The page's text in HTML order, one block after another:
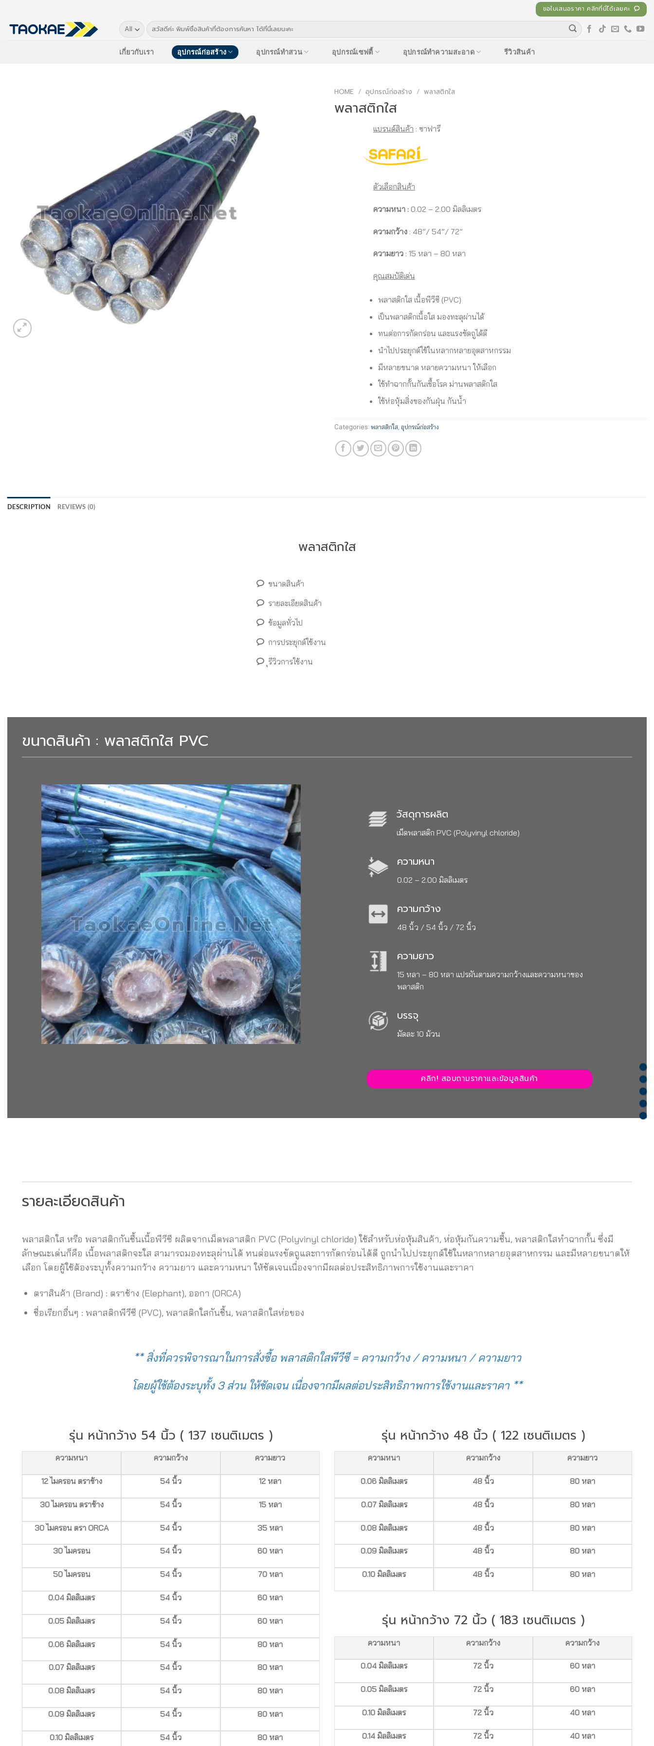
content
ขอใบเสนอราคา คลิกที่นี่ได้เลยคะ
Search
for:
เกี่ยวกับเรา อุปกรณ์ก่อสร้าง อุปกรณ์ทำสวน อุปกรณ์เซฟตี้ อุปกรณ์ทำความสะอาด รีวิวสินค้า
HOME / อุปกรณ์ก่อสร้าง / พลาสติกใส
พลาสติกใส
แบรนด์สินค้า : ซาฟารี
ตัวเลือกสินค้า
ความหนา : 0.02 – 2.00 มิลลิเมตร
ความกว้าง : 48”/ 54”/ 72”
ความยาว : 15 หลา – 80 หลา
คุณสมบัติเด่น
พลาสติกใส เนื้อพีวีซี (PVC)
เป็นพลาสติกเนื้อใส มองทะลุผ่านได้
ทนต่อการกัดกร่อน และแรงขัดถูได้ดี
นำไปประยุกต์ใช้ในหลากหลายอุตสาหกรรม
มีหลายขนาด หลายความหนา ให้เลือก
ใช้ทำฉากกั้นกันเชื้อโรค ม่านพลาสติกใส
ใช้ห่อหุ้มสิ่งของกันฝุ่น กันน้ำ
Categories: พลาสติกใส อุปกรณ์ก่อสร้าง
DESCRIPTION REVIEWS (0)
พลาสติกใส
ขนาดสินค้า
รายละเอียดสินค้า
ข้อมูลทั่วไป
การประยุกต์ใช้งาน
ุรีวิวการใช้งาน
ขนาดสินค้า : พลาสติกใส PVC
วัสดุการผลิต
เม็ดพลาสติก PVC (Polyvinyl chloride)
ความหนา
0.02 – 2.00 มิลลิเมตร
ความกว้าง
48 นิ้ว / 54 นิ้ว / 72 นิ้ว
ความยาว
15 หลา – 80 หลา แปรผันตามความกว้างและความหนาของ
พลาสติก
บรรจุ
มัดละ 10 ม้วน
คลิก! สอบถามราคาและข้อมูลสินค้า
รายละเอียดสินค้า
พลาสติกใส หรือ พลาสติกกันชื้นเนื้อพีวีซี ผลิตจากเม็ดพลาสติก PVC (Polyvinyl chloride) ใช้สำหรับห่อหุ้มสินค้า, ห่อหุ้มกันความชื้น, พลาสติกใสทำฉากกั้น ซึ่งมี
ลักษณะเด่นก็คือ เนื้อพลาสติกจะใส สามารถมองทะลุผ่านได้ ทนต่อแรงขัดถูและการกัดกร่อนได้ดี ถูกนำไปประยุกต์ใช้ในหลากหลายอุตสาหกรรม และมีหลายขนาดให้
เลือก โดยผู้ใช้ต้องระบุทั้งความกว้าง ความยาว และความหนา ให้ชัดเจนเนื่องจากมีผลต่อประสิทธิภาพการใช้งานและราคา
ตราสินค้า (Brand) : ตราช้าง (Elephant), ออกา (ORCA)
ชื่อเรียกอื่นๆ : พลาสติกพีวีซี (PVC), พลาสติกใสกันชื้น, พลาสติกใสห่อของ
** สิ่งที่ควรพิจารณาในการสั่งซื้อ พลาสติกใสพีวีซี = ความกว้าง / ความหนา / ความยาว
โดยผู้ใช้ต้องระบุทั้ง 3 ส่วน ให้ชัดเจน เนื่องจากมีผลต่อประสิทธิภาพการใช้งานและราคา **
รุ่น หน้ากว้าง 54 นิ้ว ( 137 เซนติเมตร )
ความหนา ความกว้าง ความยาว
12 ไมครอน ตราช้าง 54 นิ้ว 12 หลา
30 ไมครอน ตราช้าง 54 นิ้ว 15 หลา
30 ไมครอน ตรา ORCA 54 นิ้ว 35 หลา
30 ไมครอน 54 นิ้ว 60 หลา
50 ไมครอน 54 นิ้ว 70 หลา
0.04 มิลลิเมตร 54 นิ้ว 60 หลา
0.05 มิลลิเมตร 54 นิ้ว 60 หลา
0.06 มิลลิเมตร 54 นิ้ว 80 หลา
0.07 มิลลิเมตร 54 นิ้ว 80 หลา
0.08 มิลลิเมตร 54 นิ้ว 80 หลา
0.09 มิลลิเมตร 54 นิ้ว 80 หลา
0.10 มิลลิเมตร 54 นิ้ว 80 หลา
รุ่น หน้ากว้าง 48 นิ้ว ( 122 เซนติเมตร )
ความหนา ความกว้าง ความยาว
0.06 มิลลิเมตร 48 นิ้ว 80 หลา
0.07 มิลลิเมตร 48 นิ้ว 80 หลา
0.08 มิลลิเมตร 48 นิ้ว 80 หลา
0.09 มิลลิเมตร 48 นิ้ว 80 หลา
0.10 มิลลิเมตร 48 นิ้ว 80 หลา
รุ่น หน้ากว้าง 72 นิ้ว ( 183 เซนติเมตร )
ความหนา ความกว้าง ความกว้าง
0.04 มิลลิเมตร 72 นิ้ว 60 หลา
0.05 มิลลิเมตร 72 นิ้ว 60 หลา
0.10 มิลลิเมตร 72 นิ้ว 40 หลา
0.14 มิลลิเมตร 72 นิ้ว 40 หลา